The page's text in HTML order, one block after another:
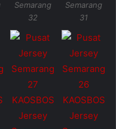
Semarang
32
Semarang
31